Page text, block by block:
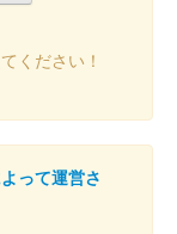
ください！
って運営さ